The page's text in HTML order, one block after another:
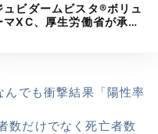
ュビダームビスタ®ボリュ
マXC、厚生労働省が承…
んでも衝撃結果「陽性率
数だけでなく死亡者数